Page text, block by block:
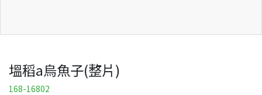
塭稻a烏魚子(整片)
168-16802